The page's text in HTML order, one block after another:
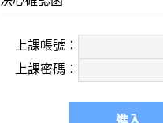
上課帳號：
上課密碼：